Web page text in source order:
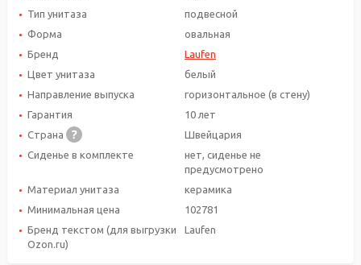
Тип унитаза
подвесной
Форма
овальная
Бренд
Laufen
Цвет унитаза
белый
Направление выпуска
горизонтальное (в стену)
Гарантия
10 лет
Страна
Швейцария
Сиденье в комплекте
нет, сиденье не
предусмотрено
Материал унитаза
керамика
Минимальная цена
102781
Бренд текстом (для выгрузки
Ozon.ru)
Laufen